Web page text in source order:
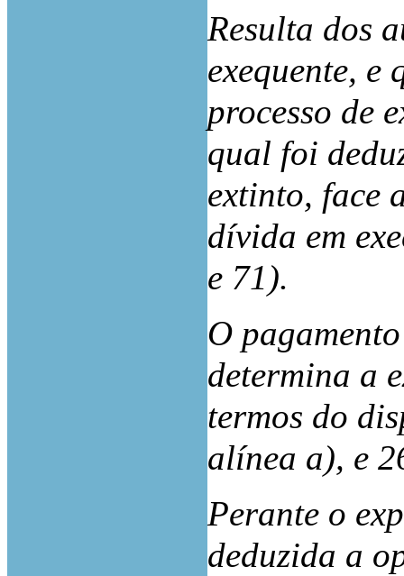
Resulta dos
exequente, e
processo de
qual foi
extinto, face
dívida em
e 71).
O
determina a
termos do
alínea a), e
Perante o
deduzida a